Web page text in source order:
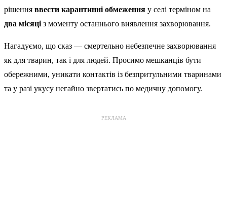
рішення ввести карантинні обмеження у селі терміном на
два місяці з моменту останнього виявлення захворювання.
Нагадуємо, що сказ — смертельно небезпечне захворювання
як для тварин, так і для людей. Просимо мешканців бути
обережними, уникати контактів із безпритульними тваринами
та у разі укусу негайно звертатись по медичну допомогу.
РЕКЛАМА